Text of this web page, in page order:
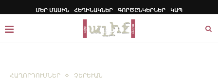
ՄԵՐ ՄԱՍԻՆ ՀԵՂԻՆԱԿՆԵՐ ԳՈՐԾԸՆԿԵՐՆԵՐ ԿԱՊ
ՀԱՂՈՐԴՈՒՄՆԵՐ ՉԵՐԵՒԱՆ